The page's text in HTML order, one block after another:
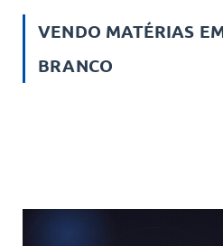
VENDO MATÉRIAS
BRANCO